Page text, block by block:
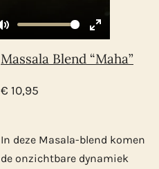
M
u
e
E
n
Massala Blend “Maha”
€ 10,95
In deze Masala-blend komen
de onzichtbare dynamiek